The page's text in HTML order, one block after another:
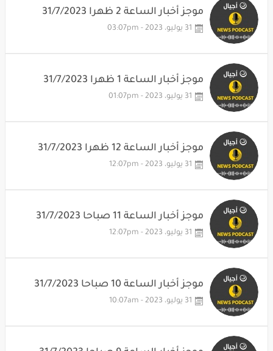
موجز أخبار الساعة 2 ظهرا 31/7/2023
31 يوليو، 2023 - 03:07pm
موجز أخبار الساعة 1 ظهرا 31/7/2023
31 يوليو، 2023 - 01:07pm
موجز أخبار الساعة 12 ظهرا 31/7/2023
31 يوليو، 2023 - 12:07pm
موجز أخبار الساعة 11 صباحا 31/7/2023
31 يوليو، 2023 - 12:07pm
موجز أخبار الساعة 10 صباحا 31/7/2023
31 يوليو، 2023 - 10:07am